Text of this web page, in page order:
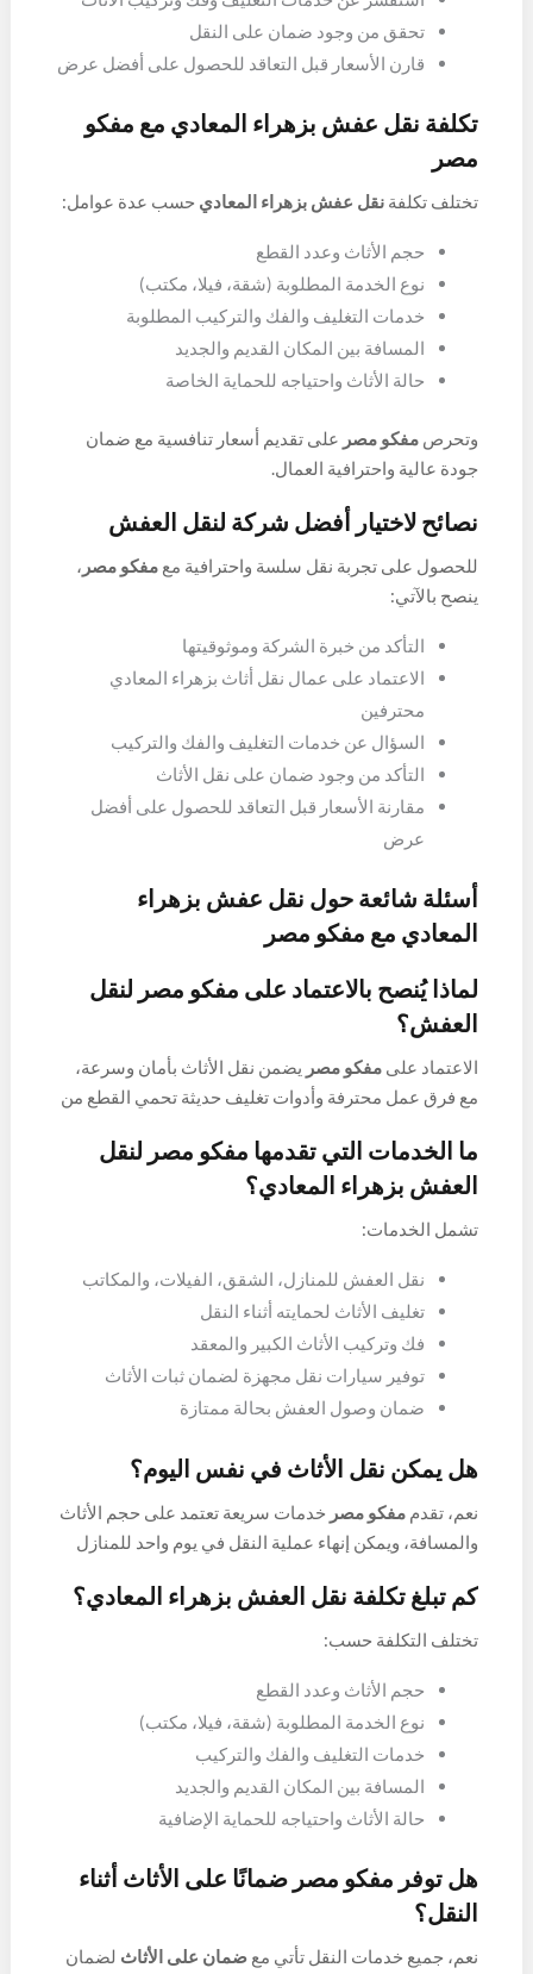
تحقق من وجود ضمان على النقل
قارن الأسعار قبل التعاقد للحصول على أفضل عرض
تكلفة نقل عفش بزهراء المعادي مع مفكو
مصر
تختلف تكلفةنقل عفش بزهراء المعادي حسب عدة عوامل:
حجم الأثاث وعدد القطع
نوع الخدمة المطلوبة (شقة، فيلا، مكتب)
خدمات التغليف والفك والتركيب المطلوبة
المسافة بين المكان القديم والجديد
حالة الأثاث واحتياجه للحماية الخاصة
وتحرصمفكو مصر على تقديم أسعار تنافسية مع ضمان
جودة عالية واحترافية العمال.
نصائح لاختيار أفضل شركة لنقل العفش
للحصول على تجربة نقل سلسة واحترافية معمفكو مصر ،
ينصح بالآتي:
التأكد من خبرة الشركة وموثوقيتها
الاعتماد على عمال نقل أثاث بزهراء المعادي
محترفين
السؤال عن خدمات التغليف والفك والتركيب
التأكد من وجود ضمان على نقل الأثاث
مقارنة الأسعار قبل التعاقد للحصول على أفضل
عرض
أسئلة شائعة حول نقل عفش بزهراء
المعادي مع مفكو مصر
لماذا يُنصح بالاعتماد على مفكو مصر لنقل
العفش؟
الاعتماد علىمفكو مصر يضمن نقل الأثاث بأمان وسرعة،
مع فرق عمل محترفة وأدوات تغليف حديثة تحمي القطع من
عند الحاجة.
ما الخدمات التي تقدمها مفكو مصر لنقل
العفش بزهراء المعادي؟
تشمل الخدمات:
نقل العفش للمنازل، الشقق، الفيلات، والمكاتب
تغليف الأثاث لحمايته أثناء النقل
فك وتركيب الأثاث الكبير والمعقد
توفير سيارات نقل مجهزة لضمان ثبات الأثاث
ضمان وصول العفش بحالة ممتازة
هل يمكن نقل الأثاث في نفس اليوم؟
نعم، تقدممفكو مصر خدمات سريعة تعتمد على حجم الأثاث
والمسافة، ويمكن إنهاء عملية النقل في يوم واحد للمنازل
كم تبلغ تكلفة نقل العفش بزهراء المعادي؟
تختلف التكلفة حسب:
حجم الأثاث وعدد القطع
نوع الخدمة المطلوبة (شقة، فيلا، مكتب)
خدمات التغليف والفك والتركيب
المسافة بين المكان القديم والجديد
حالة الأثاث واحتياجه للحماية الإضافية
هل توفر مفكو مصر ضمانًا على الأثاث أثناء
النقل؟
نعم، جميع خدمات النقل تأتي معضمان على الأثاث لضمان